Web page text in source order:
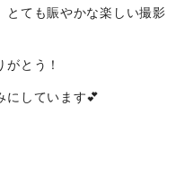
とても賑やかな楽しい撮影
とう！
にしています💕